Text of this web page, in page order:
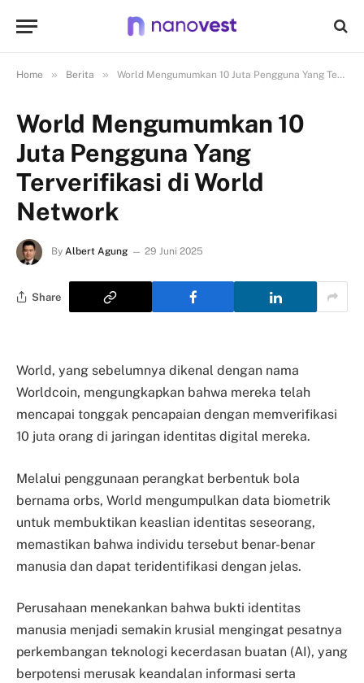
Home » Berita » World Mengumumkan 10 Juta Pengguna Yang Terverifikasi di World Network
World Mengumumkan 10
Juta Pengguna Yang
Terverifikasi di World
Network
By Albert Agung 29 Juni 2025
Share
World, yang sebelumnya dikenal dengan nama
Worldcoin, mengungkapkan bahwa mereka telah
mencapai tonggak pencapaian dengan memverifikasi
10 juta orang di jaringan identitas digital mereka.
Melalui penggunaan perangkat berbentuk bola
bernama orbs, World mengumpulkan data biometrik
untuk membuktikan keaslian identitas seseorang,
memastikan bahwa individu tersebut benar-benar
manusia dan dapat teridentifikasi dengan jelas.
Perusahaan menekankan bahwa bukti identitas
manusia menjadi semakin krusial mengingat pesatnya
perkembangan teknologi kecerdasan buatan (AI), yang
berpotensi merusak keandalan informasi serta